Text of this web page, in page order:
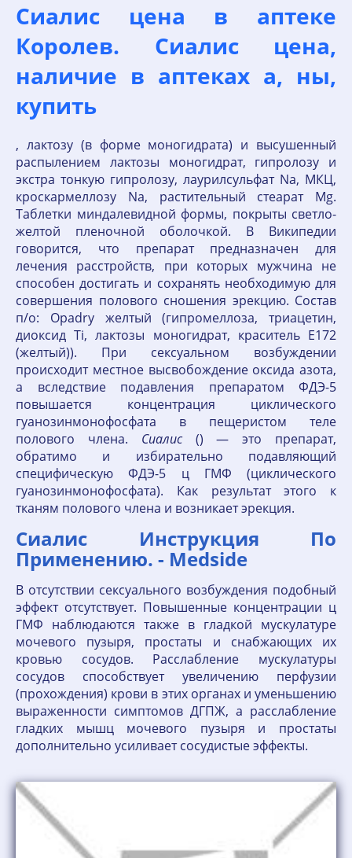
Сиалис цена в аптеке
Королев. Сиалис цена,
наличие в аптеках а, ны,
купить
, лактозу (в форме моногидрата) и высушенный
распылением лактозы моногидрат, гипролозу и
экстра тонкую гипролозу, лаурилсульфат Na, МКЦ,
кроскармеллозу Na, растительный стеарат Mg.
Таблетки миндалевидной формы, покрыты светло-
желтой пленочной оболочкой. В Википедии
говорится, что препарат предназначен для
лечения расстройств, при которых мужчина не
способен достигать и сохранять необходимую для
совершения полового сношения эрекцию. Состав
п/о: Opadry желтый (гипромеллоза, триацетин,
диоксид Ti, лактозы моногидрат, краситель Е172
(желтый)). При сексуальном возбуждении
происходит местное высвобождение оксида азота,
а вследствие подавления препаратом ФДЭ-5
повышается концентрация циклического
гуанозинмонофосфата в пещеристом теле
полового члена. Сиалис() — это препарат,
обратимо и избирательно подавляющий
специфическую ФДЭ-5 ц ГМФ (циклического
гуанозинмонофосфата). Как результат этого к
тканям полового члена и возникает эрекция.
Сиалис Инструкция По
Применению. - Medside
В отсутствии сексуального возбуждения подобный
эффект отсутствует. Повышенные концентрации ц
ГМФ наблюдаются также в гладкой мускулатуре
мочевого пузыря, простаты и снабжающих их
кровью сосудов. Расслабление мускулатуры
сосудов способствует увеличению перфузии
(прохождения) крови в этих органах и уменьшению
выраженности симптомов ДГПЖ, а расслабление
гладких мышц мочевого пузыря и простаты
дополнительно усиливает сосудистые эффекты.